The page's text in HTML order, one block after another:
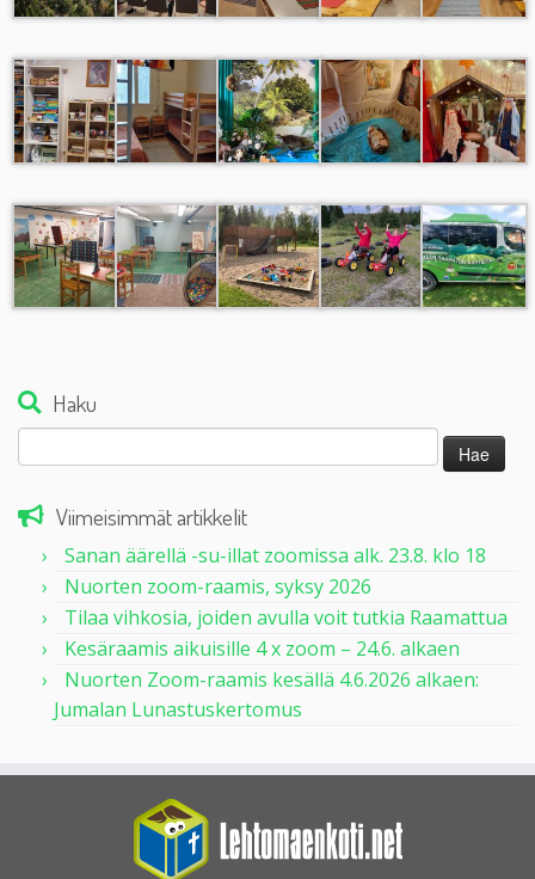
Haku
Viimeisimmät artikkelit
Sanan äärellä -su-illat zoomissa alk. 23.8. klo 18
Nuorten zoom-raamis, syksy 2026
Tilaa vihkosia, joiden avulla voit tutkia Raamattua
Kesäraamis aikuisille 4 x zoom – 24.6. alkaen
Nuorten Zoom-raamis kesällä 4.6.2026 alkaen:
Jumalan Lunastuskertomus